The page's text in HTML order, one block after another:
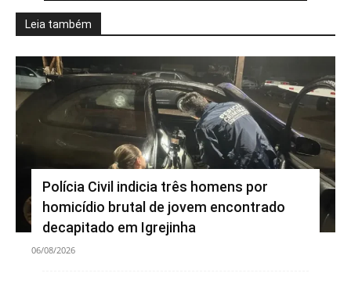
Leia também
Polícia Civil indicia três homens por
homicídio brutal de jovem encontrado
decapitado em Igrejinha
06/08/2026